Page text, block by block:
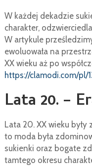
W każdej dekadzie
charakter,
W artykule
ewoluowała na
XX wieku aż po
https://clamodi.com/pl/
Lata 20. –
Lata 20. XX wieku
to moda była
sukienki oraz bogate
tamtego okresu